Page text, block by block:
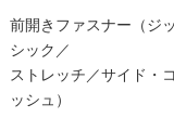
前開きファスナー（ジ
シック／
ストレッチ／サイド・
ッシュ）